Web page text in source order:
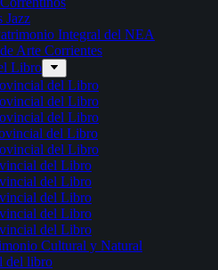
Jazz
Integral del NEA
Arte Corrientes
Libro
del Libro
del Libro
del Libro
del Libro
del Libro
del Libro
del Libro
del Libro
del Libro
del Libro
Cultural y Natural
del libro